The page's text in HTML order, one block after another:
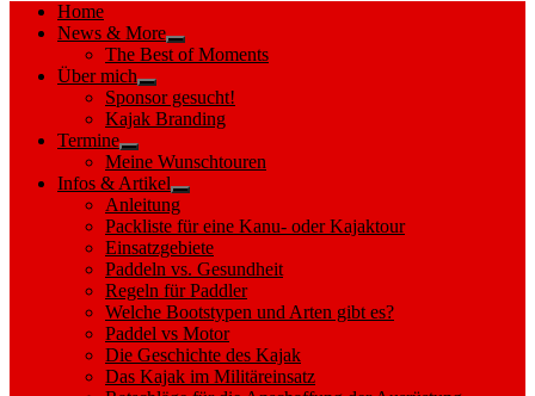
Home
News & More
Show
sub
The Best of Moments
Über mich
Show
sub
menu
Sponsor gesucht!
Kajak Branding
Termine
Show
sub
menu
Meine Wunschtouren
Infos & Artikel
Show
sub
menu
Anleitung
Packliste für eine Kanu- oder Kajaktour
Einsatzgebiete
Paddeln vs. Gesundheit
Regeln für Paddler
Welche Bootstypen und Arten gibt es?
Paddel vs Motor
Die Geschichte des Kajak
Das Kajak im Militäreinsatz